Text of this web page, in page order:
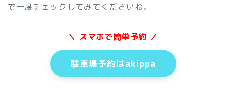
で一度チェックしてみてくださいね。
＼ スマホで簡単予約 ／
駐車場予約はakippa